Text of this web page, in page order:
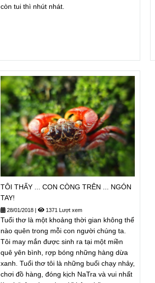
còn tui thì nhút nhát.
TÔI THẤY ... CON CÒNG TRÊN ... NGÓN
TAY!
28/01/2018 1371 Lượt xem
Tuổi thơ là một khoảng thời gian không thể
nào quên trong mỗi con người chúng ta.
Tôi may mắn được sinh ra tại một miền
quê yên bình, rợp bóng những hàng dừa
xanh. Tuổi thơ tôi là những buổi chạy nhảy,
chơi đồ hàng, đóng kịch NaTra và vui nhất